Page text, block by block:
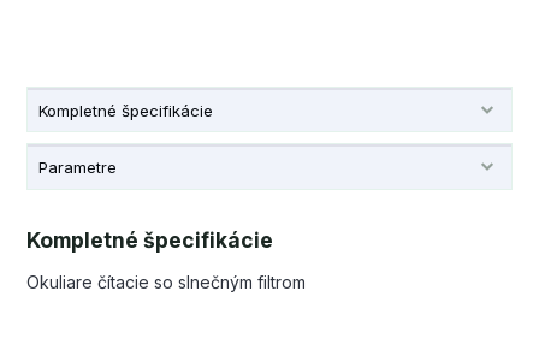
Kompletné špecifikácie
Parametre
Kompletné špecifikácie
Okuliare čítacie so slnečným filtrom